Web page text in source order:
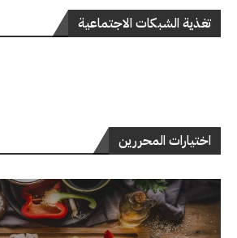
تغذية الشبكات الاجتماعية
اختيارات المحررين